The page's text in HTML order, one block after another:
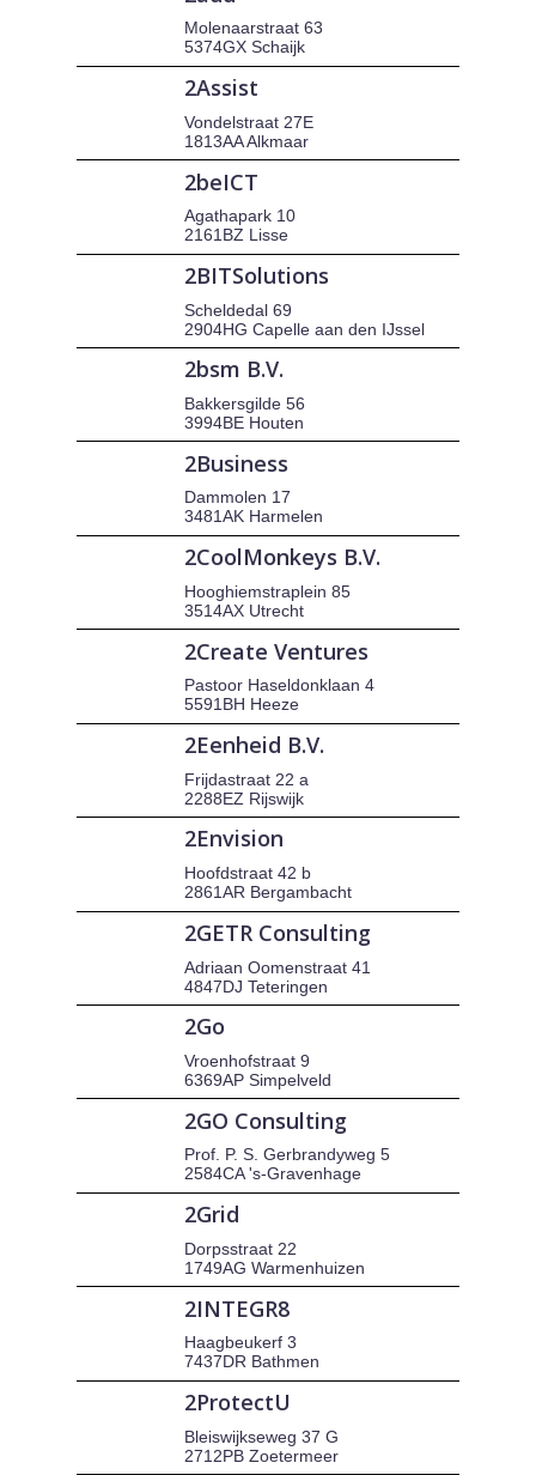
Molenaarstraat 63
5374GX Schaijk
2Assist
Vondelstraat 27E
1813AA Alkmaar
2beICT
Agathapark 10
2161BZ Lisse
2BITSolutions
Scheldedal 69
2904HG Capelle aan den IJssel
2bsm B.V.
Bakkersgilde 56
3994BE Houten
2Business
Dammolen 17
3481AK Harmelen
2CoolMonkeys B.V.
Hooghiemstraplein 85
3514AX Utrecht
2Create Ventures
Pastoor Haseldonklaan 4
5591BH Heeze
2Eenheid B.V.
Frijdastraat 22 a
2288EZ Rijswijk
2Envision
Hoofdstraat 42 b
2861AR Bergambacht
2GETR Consulting
Adriaan Oomenstraat 41
4847DJ Teteringen
2Go
Vroenhofstraat 9
6369AP Simpelveld
2GO Consulting
Prof. P. S. Gerbrandyweg 5
2584CA 's-Gravenhage
2Grid
Dorpsstraat 22
1749AG Warmenhuizen
2INTEGR8
Haagbeukerf 3
7437DR Bathmen
2ProtectU
Bleiswijkseweg 37 G
2712PB Zoetermeer